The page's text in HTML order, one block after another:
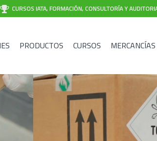
CURSOS IATA, FORMACIÓN, CONSULTORÍA Y
PRODUCTOS CURSOS